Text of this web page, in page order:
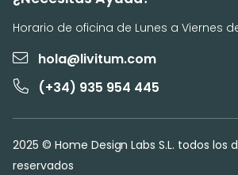
Horario de oficina de Lunes a Viernes
hola@livitum.com
(+34) 935 954 445
2025 © Home Design Labs S.L. todos los
reservados